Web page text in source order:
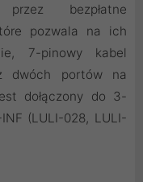
bezpłatne
pozwala na ich
7-pinowy kabel
dwóch portów na
dołączony do 3-
(LULI-028, LULI-